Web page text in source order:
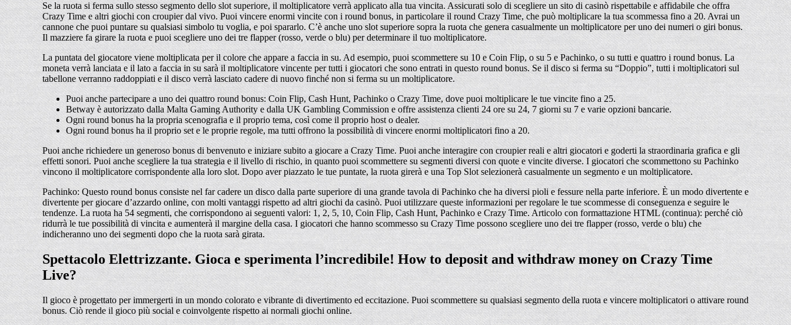
Se la ruota si ferma sullo stesso segmento dello slot superiore, il moltiplicatore verrà applicato alla tua vincita. Assicurati solo di scegliere un sito di casinò rispettabile e affidabile che offra
Crazy Time e altri giochi con croupier dal vivo. Puoi vincere enormi vincite con i round bonus, in particolare il round Crazy Time, che può moltiplicare la tua scommessa fino a 20. Avrai un
cannone che puoi puntare su qualsiasi simbolo tu voglia, e poi spararlo. C’è anche uno slot superiore sopra la ruota che genera casualmente un moltiplicatore per uno dei numeri o giri bonus.
Il mazziere fa girare la ruota e puoi scegliere uno dei tre flapper (rosso, verde o blu) per determinare il tuo moltiplicatore.
La puntata del giocatore viene moltiplicata per il colore che appare a faccia in su. Ad esempio, puoi scommettere su 10 e Coin Flip, o su 5 e Pachinko, o su tutti e quattro i round bonus. La
moneta verrà lanciata e il lato a faccia in su sarà il moltiplicatore vincente per tutti i giocatori che sono entrati in questo round bonus. Se il disco si ferma su “Doppio”, tutti i moltiplicatori sul
tabellone verranno raddoppiati e il disco verrà lasciato cadere di nuovo finché non si ferma su un moltiplicatore.
Puoi anche partecipare a uno dei quattro round bonus: Coin Flip, Cash Hunt, Pachinko o Crazy Time, dove puoi moltiplicare le tue vincite fino a 25.
Betway è autorizzato dalla Malta Gaming Authority e dalla UK Gambling Commission e offre assistenza clienti 24 ore su 24, 7 giorni su 7 e varie opzioni bancarie.
Ogni round bonus ha la propria scenografia e il proprio tema, così come il proprio host o dealer.
Ogni round bonus ha il proprio set e le proprie regole, ma tutti offrono la possibilità di vincere enormi moltiplicatori fino a 20.
Puoi anche richiedere un generoso bonus di benvenuto e iniziare subito a giocare a Crazy Time. Puoi anche interagire con croupier reali e altri giocatori e goderti la straordinaria grafica e gli
effetti sonori. Puoi anche scegliere la tua strategia e il livello di rischio, in quanto puoi scommettere su segmenti diversi con quote e vincite diverse. I giocatori che scommettono su Pachinko
vincono il moltiplicatore corrispondente alla loro slot. Dopo aver piazzato le tue puntate, la ruota girerà e una Top Slot selezionerà casualmente un segmento e un moltiplicatore.
Pachinko: Questo round bonus consiste nel far cadere un disco dalla parte superiore di una grande tavola di Pachinko che ha diversi pioli e fessure nella parte inferiore. È un modo divertente e
divertente per giocare d’azzardo online, con molti vantaggi rispetto ad altri giochi da casinò. Puoi utilizzare queste informazioni per regolare le tue scommesse di conseguenza e seguire le
tendenze. La ruota ha 54 segmenti, che corrispondono ai seguenti valori: 1, 2, 5, 10, Coin Flip, Cash Hunt, Pachinko e Crazy Time. Articolo con formattazione HTML (continua): perché ciò
ridurrà le tue possibilità di vincita e aumenterà il margine della casa. I giocatori che hanno scommesso su Crazy Time possono scegliere uno dei tre flapper (rosso, verde o blu) che
indicheranno uno dei segmenti dopo che la ruota sarà girata.
Spettacolo Elettrizzante. Gioca e sperimenta l’incredibile! How to deposit and withdraw money on Crazy Time
Live?
Il gioco è progettato per immergerti in un mondo colorato e vibrante di divertimento ed eccitazione. Puoi scommettere su qualsiasi segmento della ruota e vincere moltiplicatori o attivare round
bonus. Ciò rende il gioco più social e coinvolgente rispetto ai normali giochi online.